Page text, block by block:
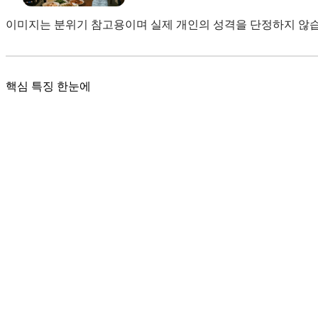
이미지는 분위기 참고용이며 실제 개인의 성격을 단정하지 않
핵심 특징 한눈에